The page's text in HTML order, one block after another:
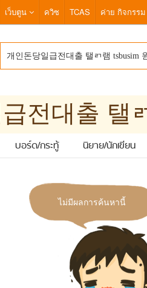
เว็บตูน ควิซ TCAS ค่าย กิจกรรม
บอร์ด/กระทู้ นิยาย/นักเขียน
ไม่มีผลการค้นหานี้